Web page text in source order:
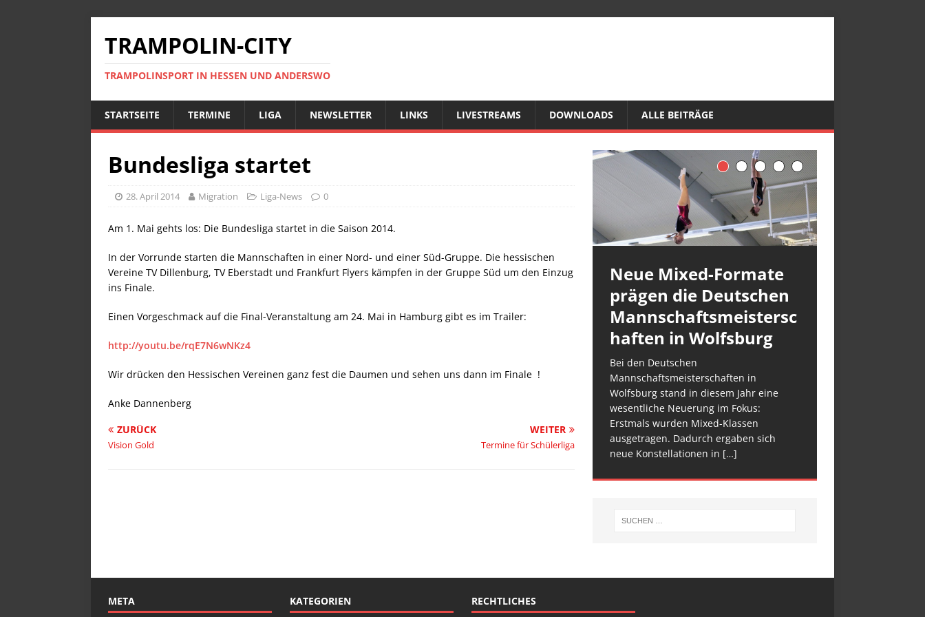
TRAMPOLIN-CITY
TRAMPOLINSPORT IN HESSEN UND ANDERSWO
STARTSEITE TERMINE LIGA NEWSLETTER LINKS LIVESTREAMS DOWNLOADS ALLE BEITRÄGE
Bundesliga startet
28. April 2014 Migration Liga-News 0
Am 1. Mai gehts los: Die Bundesliga startet in die Saison 2014.
In der Vorrunde starten die Mannschaften in einer Nord- und einer Süd-Gruppe. Die hessischen
Vereine TV Dillenburg, TV Eberstadt und Frankfurt Flyers kämpfen in der Gruppe Süd um den Einzug
ins Finale.
Einen Vorgeschmack auf die Final-Veranstaltung am 24. Mai in Hamburg gibt es im Trailer:
http://youtu.be/rqE7N6wNKz4
Wir drücken den Hessischen Vereinen ganz fest die Daumen und sehen uns dann im Finale !
Anke Dannenberg
ZURÜCK
Vision Gold
WEITER
Termine für Schülerliga
Neue Mixed-Formate
prägen die Deutschen
Mannschaftsmeistersc
haften in Wolfsburg
Bei den Deutschen
Mannschaftsmeisterschaften in
Wolfsburg stand in diesem Jahr eine
wesentliche Neuerung im Fokus:
Erstmals wurden Mixed-Klassen
ausgetragen. Dadurch ergaben sich
neue Konstellationen in […]
META KATEGORIEN RECHTLICHES